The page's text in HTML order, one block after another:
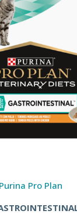
Purina Pro Plan